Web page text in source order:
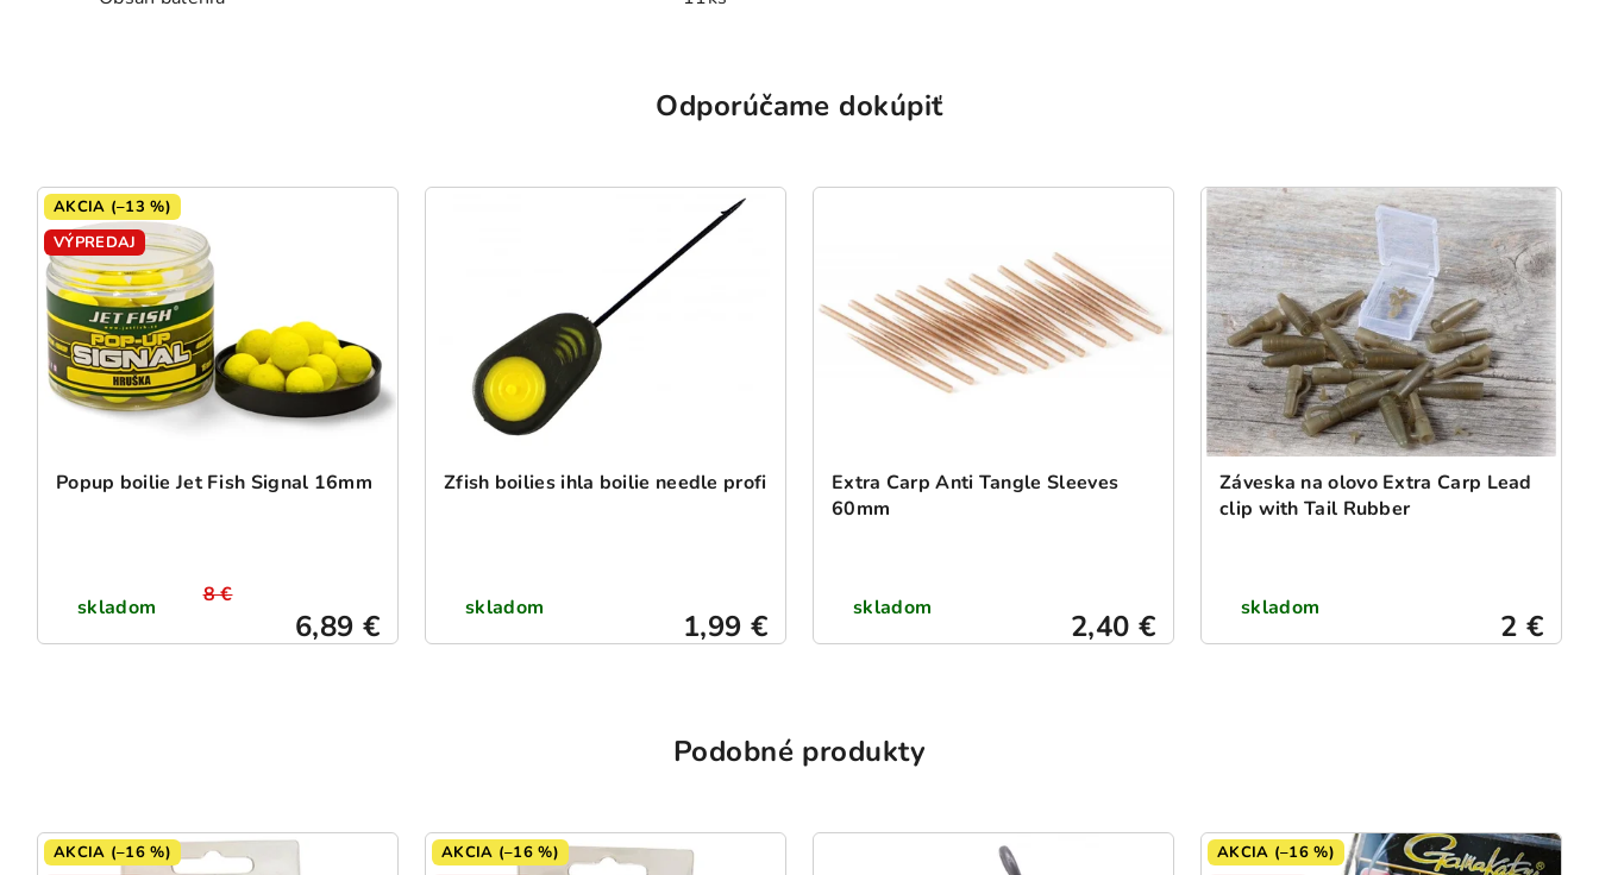
Odporúčame dokúpiť
AKCIA (–13 %)
VÝPREDAJ
Popup boilie Jet Fish Signal 16mm
skladom 6,89 €
8 €
Zfish boilies ihla boilie needle profi
skladom 1,99 €
Extra Carp Anti Tangle Sleeves
60mm
skladom 2,40 €
Záveska na olovo Extra Carp Lead
clip with Tail Rubber
skladom 2 €
Podobné produkty
AKCIA (–16 %)
AKCIA (–16 %)
AKCIA (–16 %)